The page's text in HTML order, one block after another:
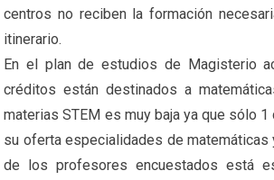
centros no reciben la formación
itinerario.
En el plan de estudios de Magisterio
créditos están destinados a
materias STEM es muy baja ya que sólo
su oferta especialidades de
de los profesores encuestados está